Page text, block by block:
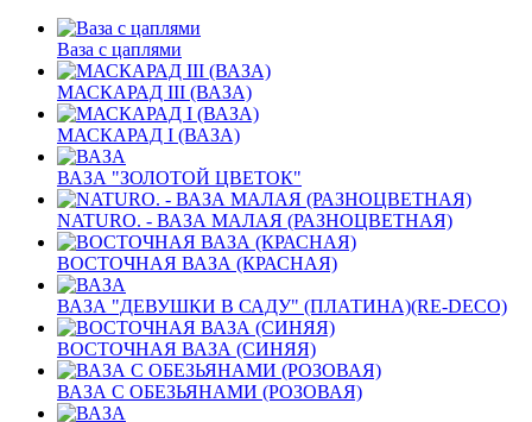
Ваза с цаплями
МАСКАРАД III (ВАЗА)
МАСКАРАД I (ВАЗА)
ВАЗА "ЗОЛОТОЙ ЦВЕТОК"
NATURO. - ВАЗА МАЛАЯ (РАЗНОЦВЕТНАЯ)
ВОСТОЧНАЯ ВАЗА (КРАСНАЯ)
ВАЗА "ДЕВУШКИ В САДУ" (ПЛАТИНА)(RE-DECO)
ВОСТОЧНАЯ ВАЗА (СИНЯЯ)
ВАЗА С ОБЕЗЬЯНАМИ (РОЗОВАЯ)